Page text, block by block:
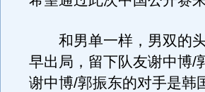
和男单一样，男双的头
早出局，留下队友谢中博/
谢中博/郭振东的对手是韩